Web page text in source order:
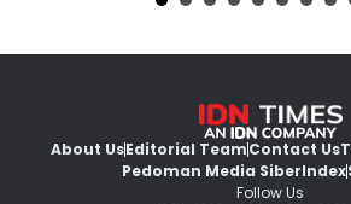
About UsEditorial TeamContact Us
Pedoman Media SiberIndex
Follow Us